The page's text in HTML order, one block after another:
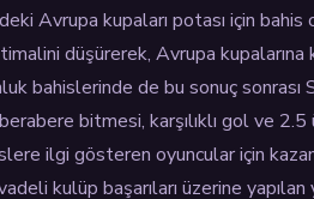
Avrupa kupaları potası için bahis
düşürerek, Avrupa kupalarına
bahislerinde de bu sonuç sonrası
bitmesi, karşılıklı gol ve
ilgi gösteren oyuncular için
kulüp başarıları üzerine yapılan